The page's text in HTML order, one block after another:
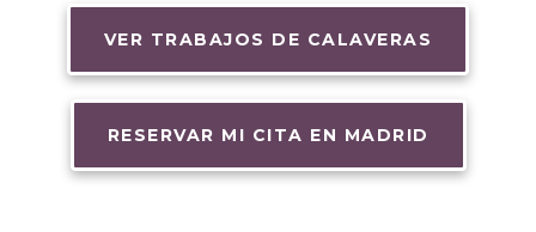
VER TRABAJOS DE CALAVERAS
RESERVAR MI CITA EN MADRID